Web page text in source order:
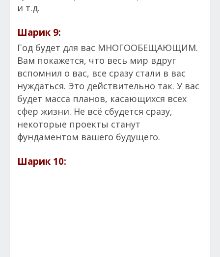
и т.д.
Шарик 9:
Год будет для вас МНОГООБЕЩАЮЩИМ.
Вам покажется, что весь мир вдруг
вспомнил о вас, все сразу стали в вас
нуждаться. Это действительно так. У вас
будет масса планов, касающихся всех
сфер жизни. Не всё сбудется сразу,
некоторые проекты станут
фундаментом вашего будущего.
Шарик 10: